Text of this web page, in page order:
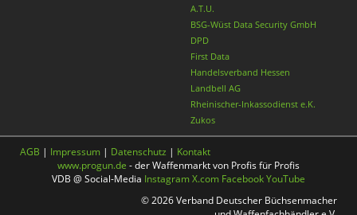
A.T.U.
BSG-Wüst Data Security GmbH
DPD
First Data
Handelsverband Hessen
Landbell AG
Rheinischer-Inkassodienst e.K.
Zukos
AGB | Impressum | Datenschutz | Kontakt
www.progun.de - der Waffenmarkt von Profis für Profis
VDB @ Social-Media InstagramX.com FacebookYouTube
© 2026 Verband Deutscher Büchsenmacher